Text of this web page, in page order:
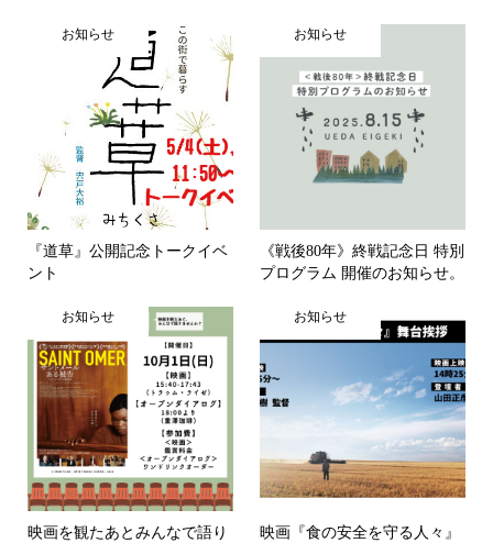
お知らせ
『道草』公開記念トークイベ
ント
お知らせ
《戦後80年》終戦記念日 特別
プログラム 開催のお知らせ。
お知らせ
映画を観たあとみんなで語り
お知らせ
映画『食の安全を守る人々』